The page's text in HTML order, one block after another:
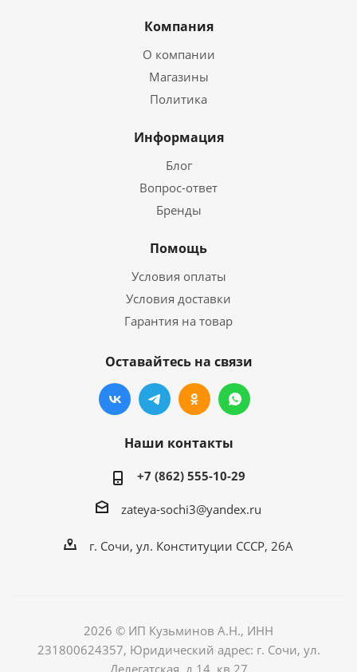
Компания
О компании
Магазины
Политика
Информация
Блог
Вопрос-ответ
Бренды
Помощь
Условия оплаты
Условия доставки
Гарантия на товар
Оставайтесь на связи
Наши контакты
+7 (862) 555-10-29
zateya-sochi3@yandex.ru
г. Сочи, ул. Конституции СССР, 26А
2026 © ИП Кузьминов А.Н., ИНН
231800624357, Юридический адрес: г. Сочи, ул.
Делегатская, д.14, кв.27